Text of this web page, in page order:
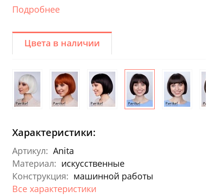
Подробнее
Цвета в наличии
Характеристики:
Артикул: Anita
Материал: искусственные
Конструкция: машинной работы
Все характеристики